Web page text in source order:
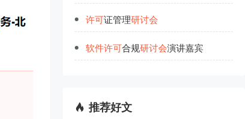
许可证管理研讨会
软件许可合规研讨会演讲嘉宾
推荐好文